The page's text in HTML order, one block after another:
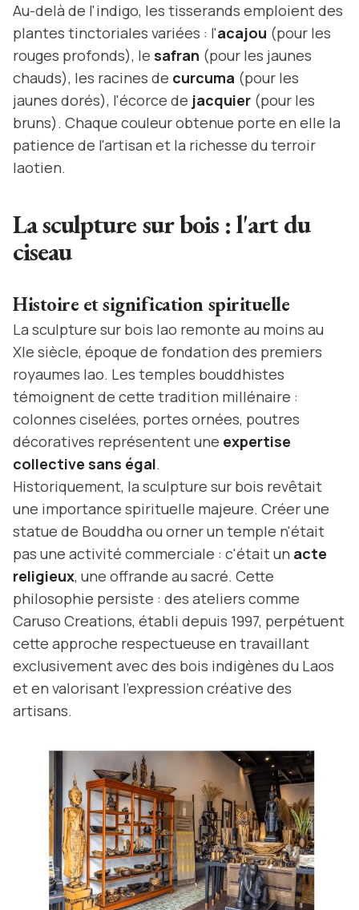
Au-delà de l'indigo, les tisserands emploient des
plantes tinctoriales variées : l'acajou (pour les
rouges profonds), le safran (pour les jaunes
chauds), les racines de curcuma (pour les
jaunes dorés), l'écorce de jacquier (pour les
bruns). Chaque couleur obtenue porte en elle la
patience de l'artisan et la richesse du terroir
laotien.
La sculpture sur bois : l'art du
ciseau
Histoire et signification spirituelle
La sculpture sur bois lao remonte au moins au
XIe siècle, époque de fondation des premiers
royaumes lao. Les temples bouddhistes
témoignent de cette tradition millénaire :
colonnes ciselées, portes ornées, poutres
décoratives représentent une expertise
collective sans égal.
Historiquement, la sculpture sur bois revêtait
une importance spirituelle majeure. Créer une
statue de Bouddha ou orner un temple n'était
pas une activité commerciale : c'était un acte
religieux, une offrande au sacré. Cette
philosophie persiste : des ateliers comme
Caruso Creations, établi depuis 1997, perpétuent
cette approche respectueuse en travaillant
exclusivement avec des bois indigènes du Laos
et en valorisant l'expression créative des
artisans.